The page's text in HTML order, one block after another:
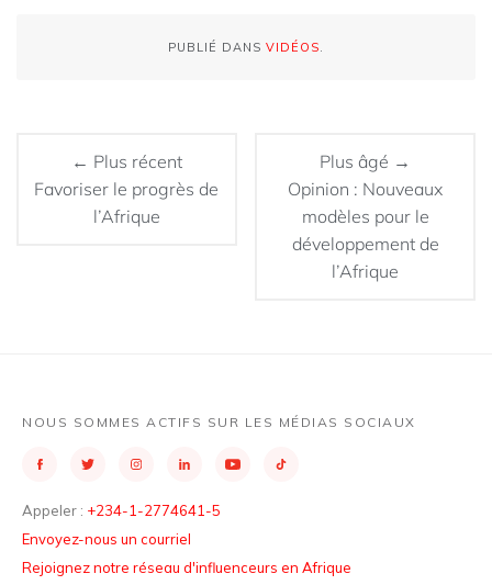
PUBLIÉ DANS VIDÉOS.
← Plus récent
Favoriser le progrès de
l’Afrique
Plus âgé →
Opinion : Nouveaux
modèles pour le
développement de
l’Afrique
NOUS SOMMES ACTIFS SUR LES MÉDIAS SOCIAUX
Appeler : +234-1-2774641-5
Envoyez-nous un courriel
Rejoignez notre réseau d'influenceurs en Afrique